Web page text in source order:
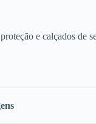
e calçados de